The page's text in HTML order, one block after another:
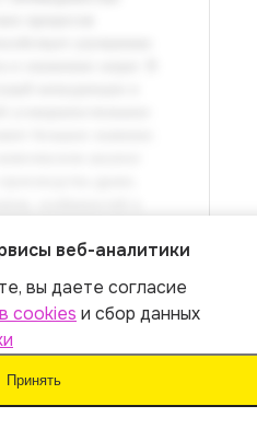
Оплатить
веб-аналитики
вы даете согласие
cookies и сбор данных
Принять